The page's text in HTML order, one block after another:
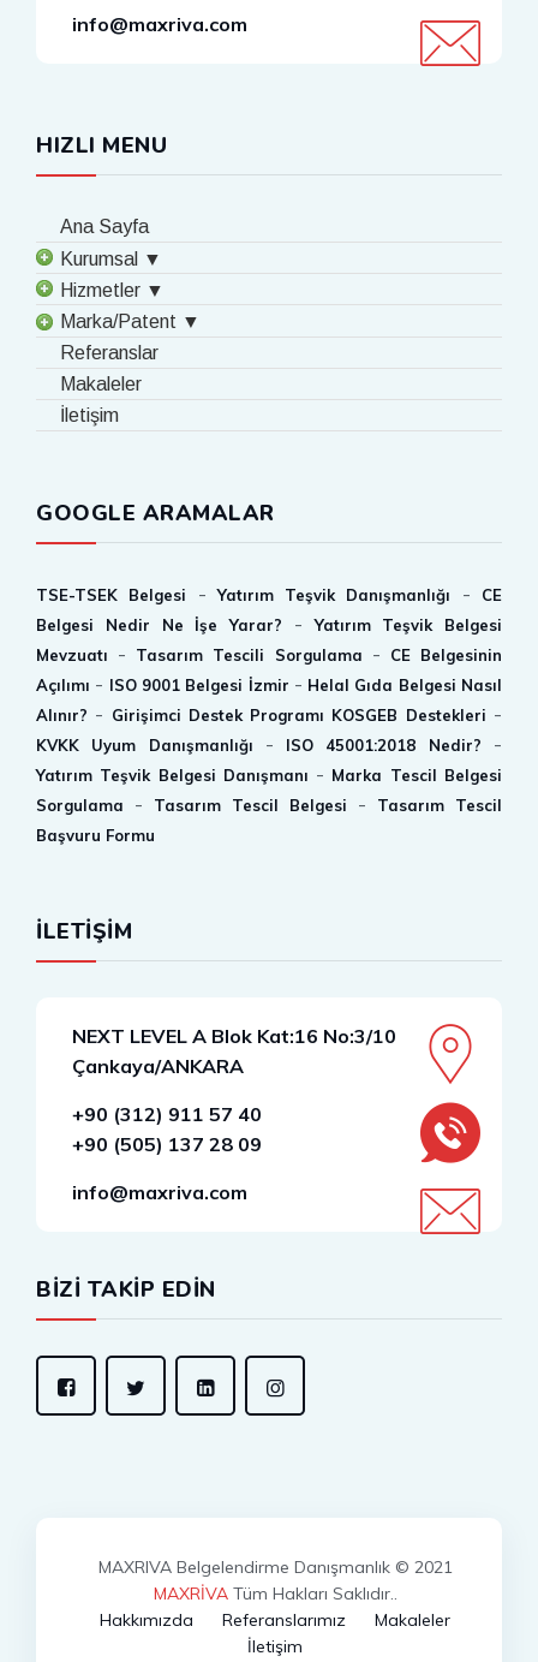
info@maxriva.com
HIZLI MENU
Ana Sayfa
Kurumsal ▼
Hizmetler ▼
Marka/Patent ▼
Referanslar
Makaleler
İletişim
GOOGLE ARAMALAR
TSE-TSEK Belgesi -Yatırım Teşvik Danışmanlığı -
CE
Belgesi Nedir Ne İşe Yarar?
-Yatırım Teşvik Belgesi
Mevzuatı
- Tasarım Tescili Sorgulama -
CE Belgesinin
Açılımı - ISO 9001 Belgesi İzmir - Helal Gıda Belgesi Nasıl
Alınır? - Girişimci Destek Programı KOSGEB Destekleri -
KVKK Uyum Danışmanlığı - ISO 45001:2018 Nedir? -
Yatırım Teşvik Belgesi Danışmanı - Marka Tescil Belgesi
Sorgulama
- Tasarım Tescil Belgesi -
Tasarım Tescil
Başvuru Formu
İLETİŞİM
NEXT LEVEL A Blok Kat:16 No:3/10
Çankaya/ANKARA
+90 (312) 911 57 40
+90 (505) 137 28 09
info@maxriva.com
BİZİ TAKİP EDİN
MAXRIVA Belgelendirme Danışmanlık © 2021
MAXRİVATüm Hakları Saklıdır..
Hakkımızda
Referanslarımız
Makaleler
İletişim